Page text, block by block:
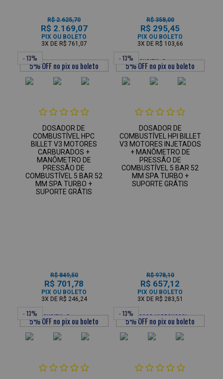
R$ 2.625,70
R$ 2.169,07
PIX OU BOLETO
3X DE R$ 761,07
R$ 358,00
R$ 295,45
PIX OU BOLETO
3X DE R$ 103,66
- 13%
DOSADOR DE
COMBUSTÍVEL HPC
BILLET V3 MOTORES
CARBURADOS +
MANÔMETRO DE
PRESSÃO DE
COMBUSTÍVEL 5 BAR 52
MM SPA TURBO +
SUPORTE GRÁTIS
R$ 849,50
R$ 701,78
PIX OU BOLETO
3X DE R$ 246,24
- 13%
DOSADOR DE
COMBUSTÍVEL HPI BILLET
V3 MOTORES INJETADOS
+ MANÔMETRO DE
PRESSÃO DE
COMBUSTÍVEL 5 BAR 52
MM SPA TURBO +
SUPORTE GRÁTIS
R$ 978,10
R$ 657,12
PIX OU BOLETO
3X DE R$ 283,51
- 13% - 13%